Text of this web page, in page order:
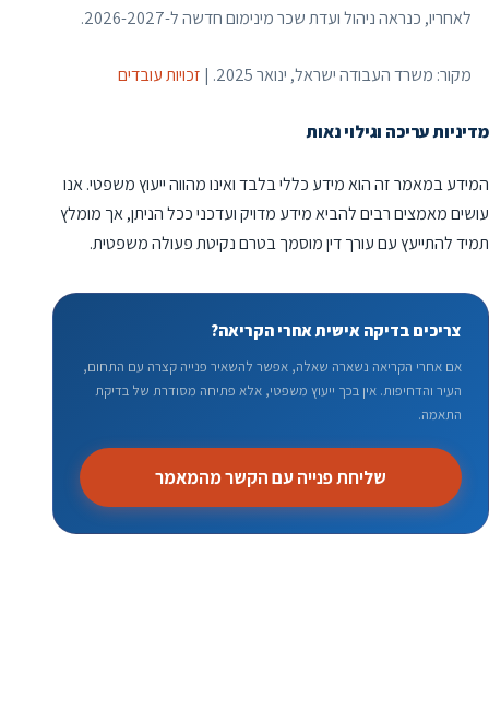
לאחריו, כנראה ניהול ועדת שכר מינימום חדשה ל-2026-2027.
מקור: משרד העבודה ישראל, ינואר 2025. | זכויות עובדים
מדיניות עריכה וגילוי נאות
המידע במאמר זה הוא מידע כללי בלבד ואינו מהווה ייעוץ משפטי. אנו
עושים מאמצים רבים להביא מידע מדויק ועדכני ככל הניתן, אך מומלץ
תמיד להתייעץ עם עורך דין מוסמך בטרם נקיטת פעולה משפטית.
צריכים בדיקה אישית אחרי הקריאה?
אם אחרי הקריאה נשארה שאלה, אפשר להשאיר פנייה קצרה עם התחום,
העיר והדחיפות. אין בכך ייעוץ משפטי, אלא פתיחה מסודרת של בדיקת
התאמה.
שליחת פנייה עם הקשר מהמאמר